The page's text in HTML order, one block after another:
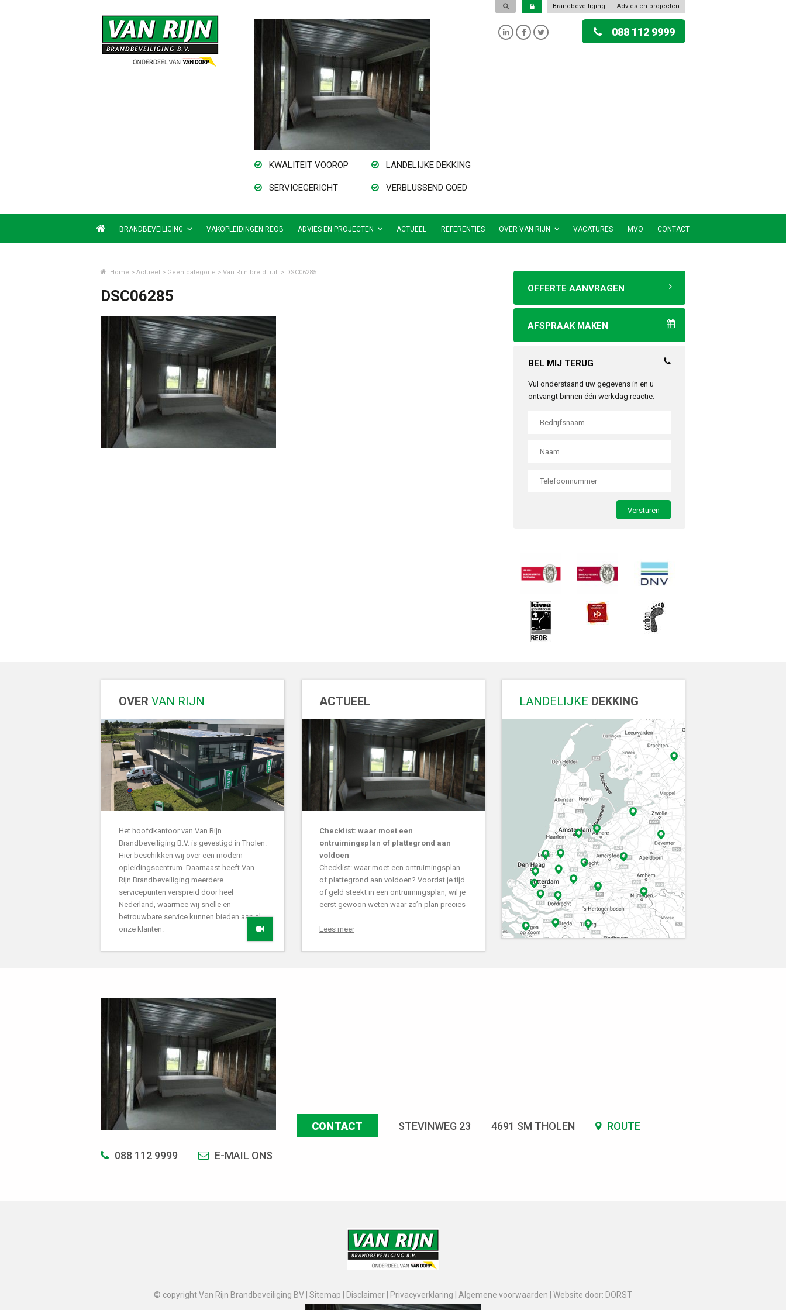
Brandbeveiliging Advies en projecten
KWALITEIT VOOROP LANDELIJKE DEKKING
SERVICEGERICHT VERBLUSSEND GOED
088 112 9999
BRANDBEVEILIGING VAKOPLEIDINGEN REOB ADVIES EN PROJECTEN ACTUEEL REFERENTIES OVER VAN RIJN VACATURES MVO CONTACT
Home > Actueel > Geen categorie > Van Rijn breidt uit! > DSC06285
DSC06285 OFFERTE AANVRAGEN
AFSPRAAK MAKEN
BEL MIJ TERUG
Vul onderstaand uw gegevens in en u
ontvangt binnen één werkdag reactie.
OVER VAN RIJN
Het hoofdkantoor van Van Rijn
Brandbeveiliging B.V. is gevestigd in Tholen.
Hier beschikken wij over een modern
opleidingscentrum. Daarnaast heeft Van
Rijn Brandbeveiliging meerdere
servicepunten verspreid door heel
Nederland, waarmee wij snelle en
betrouwbare service kunnen bieden aan al
onze klanten.
ACTUEEL
Checklist: waar moet een
ontruimingsplan of plattegrond aan
voldoen
Checklist: waar moet een ontruimingsplan
of plattegrond aan voldoen? Voordat je tijd
of geld steekt in een ontruimingsplan, wil je
eerst gewoon weten waar zo’n plan precies
Lees meer
LANDELIJKE DEKKING
CONTACT STEVINWEG 23 4691 SM THOLEN ROUTE
088 112 9999 E-MAIL ONS
© copyright Van Rijn Brandbeveiliging BV | Sitemap Disclaimer Privacyverklaring Algemene voorwaarden Website door: DORST